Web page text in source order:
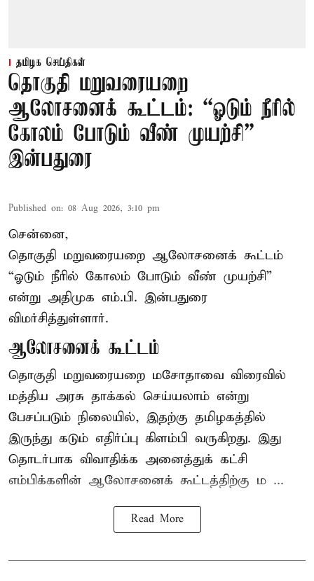
தமிழக செய்திகள்
தொகுதி மறுவரையறை
ஆலோசனைக் கூட்டம்: “ஓடும் நீரில்
கோலம் போடும் வீண் முயற்சி” –
இன்பதுரை
Published on: 08 Aug 2026, 3:10 pm
சென்னை,
தொகுதி மறுவரையறை ஆலோசனைக் கூட்டம்
“ஓடும் நீரில் கோலம் போடும் வீண் முயற்சி”
என்று அதிமுக எம்.பி. இன்பதுரை
விமர்சித்துள்ளார்.
ஆலோசனைக் கூட்டம்
தொகுதி மறுவரையறை மசோதாவை விரைவில்
மத்திய அரசு தாக்கல் செய்யலாம் என்று
பேசப்படும் நிலையில், இதற்கு தமிழகத்தில்
இருந்து கடும் எதிர்ப்பு கிளம்பி வருகிறது. இது
தொடர்பாக விவாதிக்க அனைத்துக் கட்சி
எம்பிக்களின் ஆலோசனைக் கூட்டத்திற்கு ம ...
Read More